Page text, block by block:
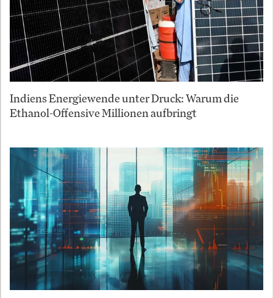
Indiens Energiewende unter Druck: Warum die
Ethanol-Offensive Millionen aufbringt